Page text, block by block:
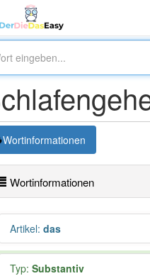
Wortinformationen
Wortinformationen
Artikel: das
Typ: Substantiv